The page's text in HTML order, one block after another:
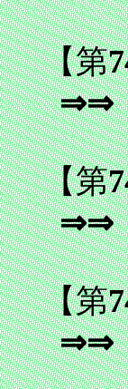
【第
⇒⇒
【第
⇒⇒
【第
⇒⇒